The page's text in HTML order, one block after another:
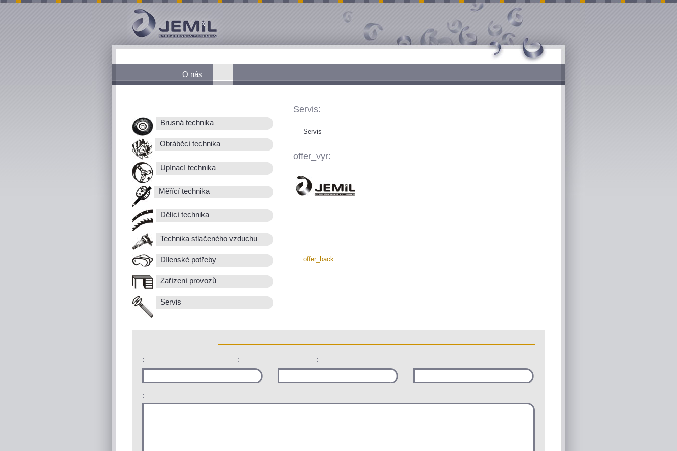
O nás
Brusná technika
Obráběcí technika
Upínací technika
Měřící technika
Dělící technika
Technika stlačeného vzduchu
Dílenské potřeby
Zařízení provozů
Servis
Servis:
Servis
offer_vyr:
offer_back
: : :
: